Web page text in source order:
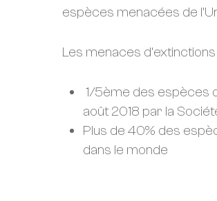
espèces menacées de
Les menaces
1/5ème des espèces
août 2018 par la
Plus de 40% des
dans le monde